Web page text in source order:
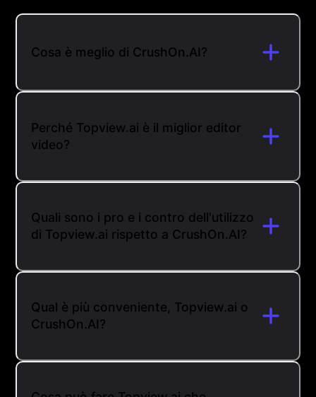
Cosa è meglio di CrushOn.AI?
Perché Topview.ai è il miglior editor
video?
Quali sono i pro e i contro dell'utilizzo
di Topview.ai rispetto a CrushOn.AI?
Qual è più conveniente, Topview.ai o
CrushOn.AI?